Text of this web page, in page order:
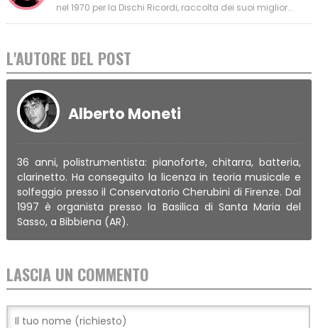
nel 1970 per la Dischi Ricordi, raccolta dei suoi miglior...
L'AUTORE DEL POST
Alberto Moneti
36 anni, polistrumentista: pianoforte, chitarra, batteria,
clarinetto. Ha conseguito la licenza in teoria musicale e
solfeggio presso il Conservatorio Cherubini di Firenze. Dal
1997 è organista presso la Basilica di Santa Maria del
Sasso, a Bibbiena (AR).
LASCIA UN COMMENTO